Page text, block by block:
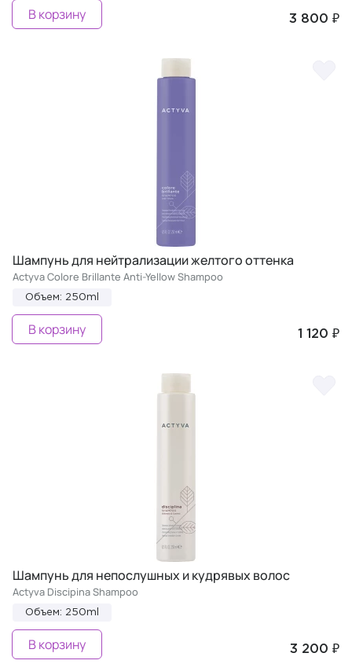
3 800 ₽
В корзину
Шампунь для нейтрализации желтого оттенка
Actyva Colore Brillante Anti-Yellow Shampoo
Объем: 250ml
1 120 ₽
В корзину
Шампунь для непослушных и кудрявых волос
Actyva Discipina Shampoo
Объем: 250ml
3 200 ₽
В корзину